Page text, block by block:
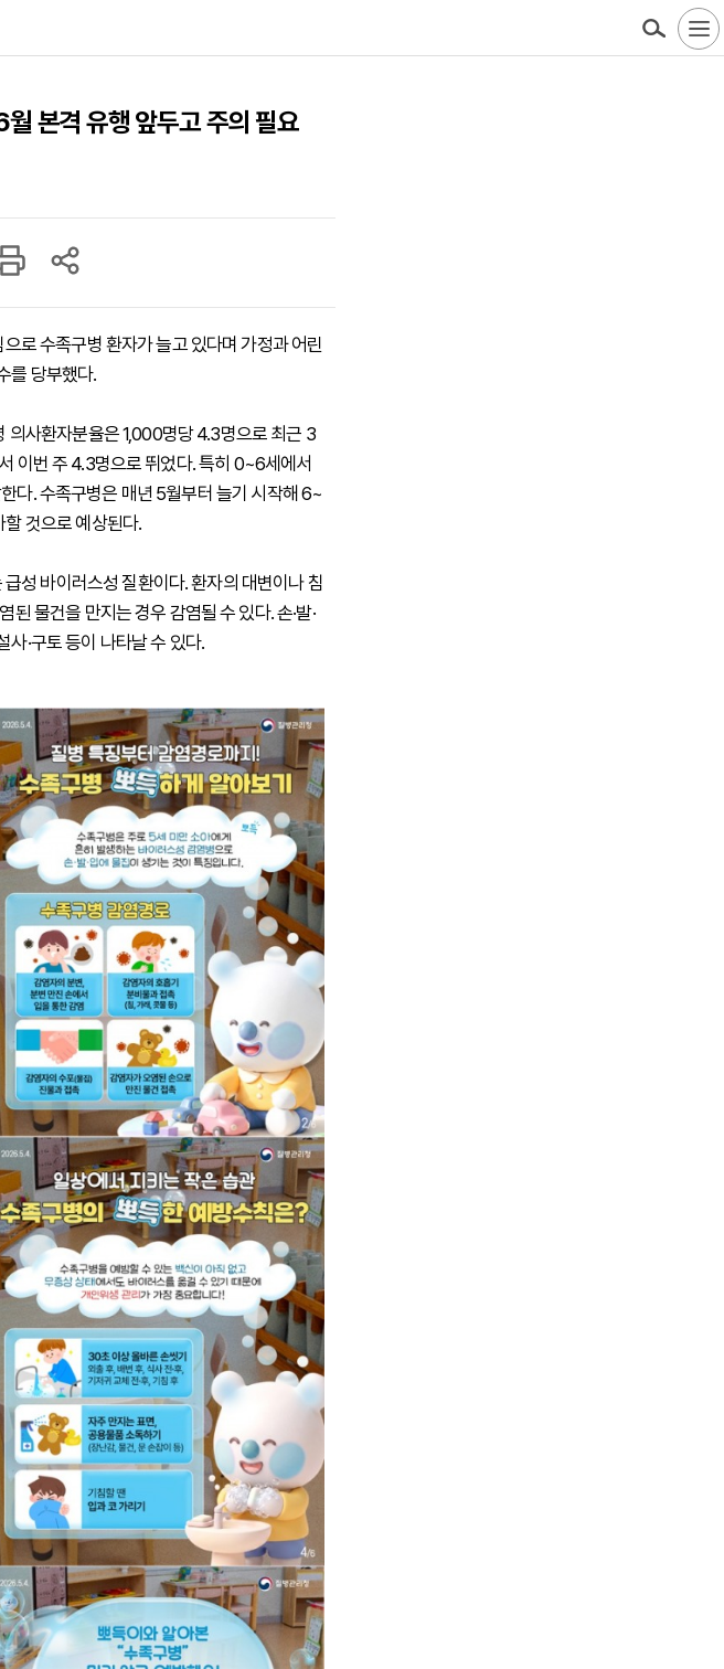
본격 유행 앞두고 주의 필요
로 수족구병 환자가 늘고 있다며 가정과 어린
를 당부했다.
의사환자분율은 1,000명당 4.3명으로 최근 3
이번 주 4.3명으로 뛰었다. 특히 0~6세에서
다. 수족구병은 매년 5월부터 늘기 시작해 6~
것으로 예상된다.
성 바이러스성 질환이다. 환자의 대변이나 침
된 물건을 만지는 경우 감염될 수 있다. 손·발·
사·구토 등이 나타날 수 있다.